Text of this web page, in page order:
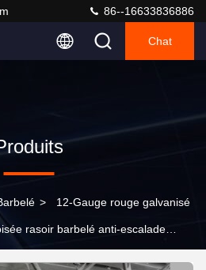
86--16633836886
Chat
> 12-Gauge rouge galvanisé
rasoir barbelé anti-escalade